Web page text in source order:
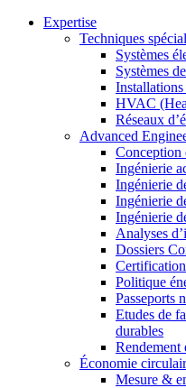
Expertise
Techniques
Systèmes
Systèmes
Installations
HVAC
Réseaux
Advanced
Conception
Ingénierie
Ingénierie
Ingénierie
Ingénierie
Analyses
Dossiers
Politique
Passeports
Etudes de
durables
Rendement
Économie
Mesure &